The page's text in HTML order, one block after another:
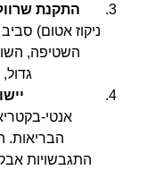
התקנת
ניקוז אטום)
השטיפה,
אנטי-
הבריאות.
התגבשויות